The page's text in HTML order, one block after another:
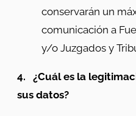
conservarán un
comunicación a
y/o Juzgados y
4.
¿Cuál es la
sus datos?